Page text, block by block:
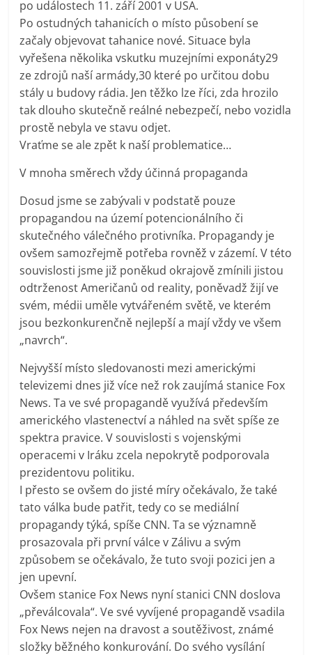
po událostech 11. září 2001 v USA.
Po ostudných tahanicích o místo působení se
začaly objevovat tahanice nové. Situace byla
vyřešena několika vskutku muzejními exponáty29
ze zdrojů naší armády,30 které po určitou dobu
stály u budovy rádia. Jen těžko lze říci, zda hrozilo
tak dlouho skutečně reálné nebezpečí, nebo vozidla
prostě nebyla ve stavu odjet.
Vraťme se ale zpět k naší problematice…
V mnoha směrech vždy účinná propaganda
Dosud jsme se zabývali v podstatě pouze
propagandou na území potencionálního či
skutečného válečného protivníka. Propagandy je
ovšem samozřejmě potřeba rovněž v zázemí. V této
souvislosti jsme již poněkud okrajově zmínili jistou
odtrženost Američanů od reality, poněvadž žijí ve
svém, médii uměle vytvářeném světě, ve kterém
jsou bezkonkurenčně nejlepší a mají vždy ve všem
„navrch“.
Nejvyšší místo sledovanosti mezi americkými
televizemi dnes již více než rok zaujímá stanice Fox
News. Ta ve své propagandě využívá především
amerického vlastenectví a náhled na svět spíše ze
spektra pravice. V souvislosti s vojenskými
operacemi v Iráku zcela nepokrytě podporovala
prezidentovu politiku.
I přesto se ovšem do jisté míry očekávalo, že také
tato válka bude patřit, tedy co se mediální
propagandy týká, spíše CNN. Ta se významně
prosazovala při první válce v Zálivu a svým
způsobem se očekávalo, že tuto svoji pozici jen a
jen upevní.
Ovšem stanice Fox News nyní stanici CNN doslova
„převálcovala“. Ve své vyvíjené propagandě vsadila
Fox News nejen na dravost a soutěživost, známé
složky běžného konkurování. Do svého vysílání